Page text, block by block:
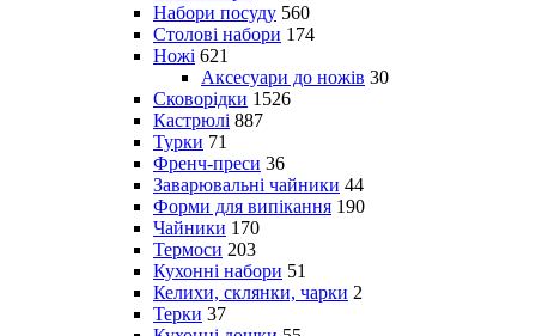
Набори посуду 560
Столові набори 174
Ножі 621
Аксесуари до ножів 30
Сковорідки 1526
Кастрюлі 887
Турки 71
Френч-преси 36
Заварювальні чайники 44
Форми для випікання 190
Чайники 170
Термоси 203
Кухонні набори 51
Келихи, склянки, чарки 2
Терки 37